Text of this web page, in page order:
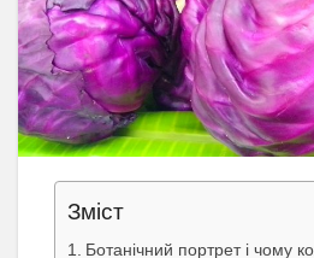
Зміст
Ботанічний портрет і чому